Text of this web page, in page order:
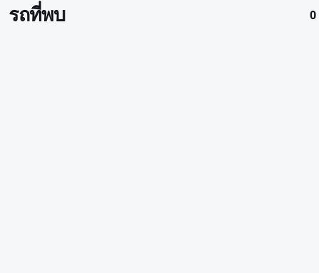
รถที่พบ